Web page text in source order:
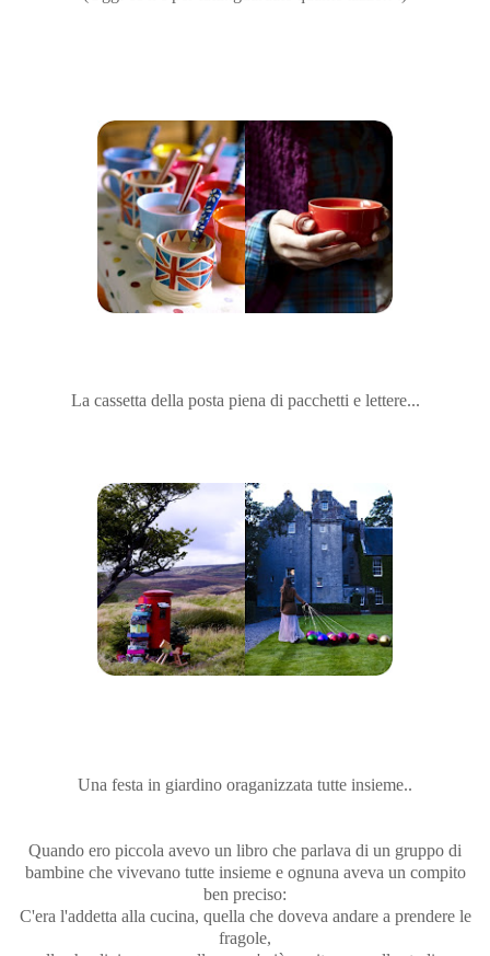
La cassetta della posta piena di pacchetti e lettere...
Una festa in giardino oraganizzata tutte insieme..
Quando ero piccola avevo un libro che parlava di un gruppo di
bambine che vivevano tutte insieme e ognuna aveva un compito
ben preciso:
C'era l'addetta alla cucina, quella che doveva andare a prendere le
fragole,